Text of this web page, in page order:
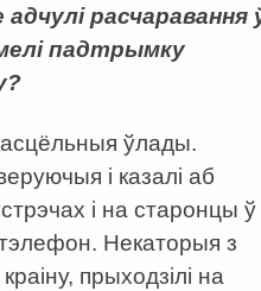
адчулі расчаравання
падтрымку
ўлады.
і казалі аб
і на старонцы ў
тэлефон. Некаторыя з
прыходзілі на